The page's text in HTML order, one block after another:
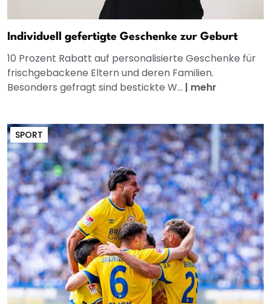
Individuell gefertigte Geschenke zur Geburt
10 Prozent Rabatt auf personalisierte Geschenke für
frischgebackene Eltern und deren Familien.
Besonders gefragt sind bestickte W... | mehr
SPORT